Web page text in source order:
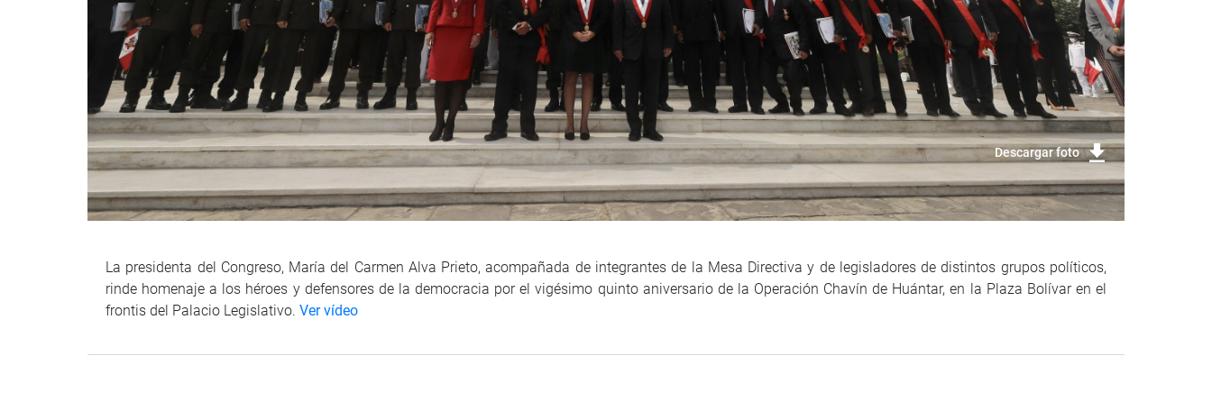
Descargar foto
La presidenta del Congreso, María del Carmen Alva Prieto, acompañada de integrantes de la Mesa Directiva y de legisladores de distintos grupos políticos,
rinde homenaje a los héroes y defensores de la democracia por el vigésimo quinto aniversario de la Operación Chavín de Huántar, en la Plaza Bolívar en el
frontis del Palacio Legislativo. Ver vídeo